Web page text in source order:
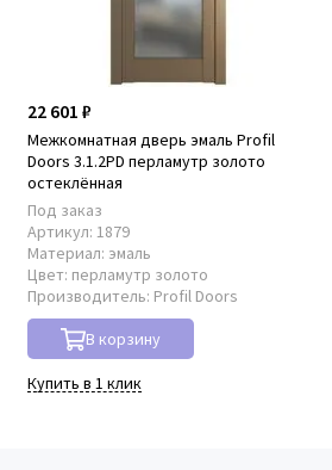
22 601 ₽
Межкомнатная дверь эмаль Profil
Doors 3.1.2PD перламутр золото
остеклённая
Под заказ
Артикул: 1879
Материал: эмаль
Цвет: перламутр золото
Производитель: Profil Doors
В корзину
Купить в 1 клик